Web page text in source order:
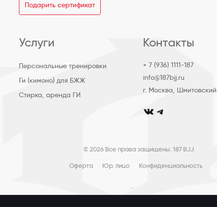
Подарить сертификат
Услуги
Персональные тренировки
Ги (кимоно) для БЖЖ
Стирка, аренда ГИ
Контакты
+ 7 (936) 1111-187
info@187bjj.ru
г. Москва,
club_187bjj
club187bjj
© 2026 Все права защищены. 187 BJJ.
Оферта Юр. лицо Конфиденциальность